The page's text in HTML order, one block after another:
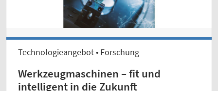
Technologieangebot • Forschung
Werkzeugmaschinen – fit und
intelligent in die Zukunft